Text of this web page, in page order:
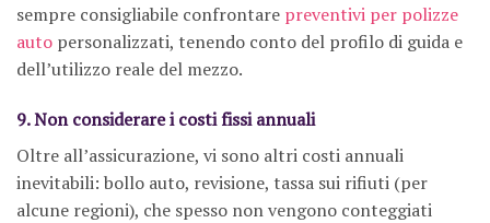
sempre consigliabile confrontare preventivi per polizze
auto personalizzati, tenendo conto del profilo di guida e
dell’utilizzo reale del mezzo.
9. Non considerare i costi fissi annuali
Oltre all’assicurazione, vi sono altri costi annuali
inevitabili: bollo auto, revisione, tassa sui rifiuti (per
alcune regioni), che spesso non vengono conteggiati